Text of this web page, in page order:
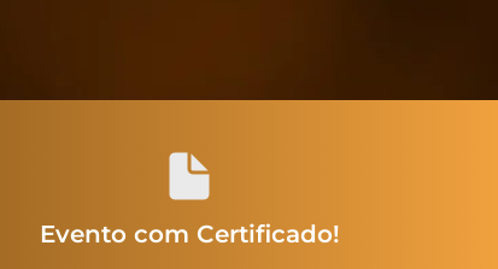
Evento com Certificado!